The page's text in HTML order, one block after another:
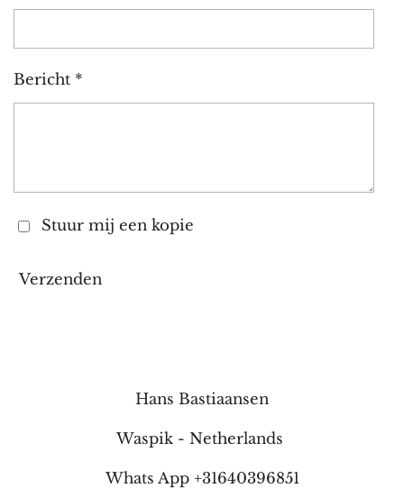
Bericht *
Stuur mij een kopie
Verzenden
Hans Bastiaansen
Waspik - Netherlands
Whats App +31640396851